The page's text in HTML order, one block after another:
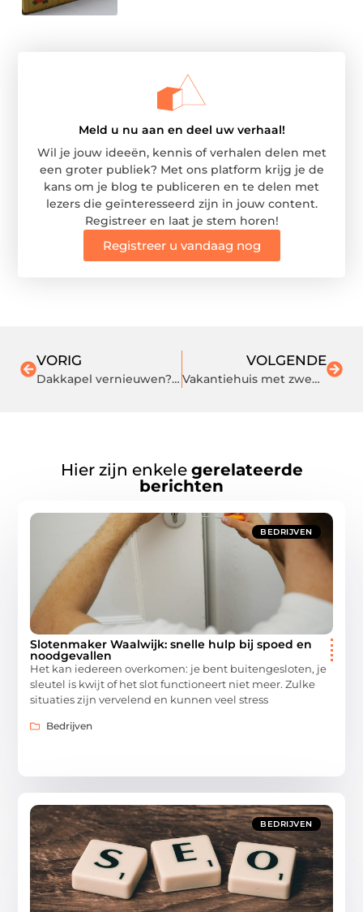
Meld u nu aan en deel uw verhaal!
Wil je jouw ideeën, kennis of verhalen delen met
een groter publiek? Met ons platform krijg je de
kans om je blog te publiceren en te delen met
lezers die geïnteresseerd zijn in jouw content.
Registreer en laat je stem horen!
Registreer u vandaag nog
VORIG
Dakkapel vernieuwen? Laat uw dakkapel schilderen!
VOLGENDE
Vakantiehuis met zwembad huren in Denemarken
Hier zijn enkele gerelateerde
berichten
BEDRIJVEN
Slotenmaker Waalwijk: snelle hulp bij spoed en
noodgevallen
Het kan iedereen overkomen: je bent buitengesloten, je
sleutel is kwijt of het slot functioneert niet meer. Zulke
situaties zijn vervelend en kunnen veel stress
Bedrijven
BEDRIJVEN